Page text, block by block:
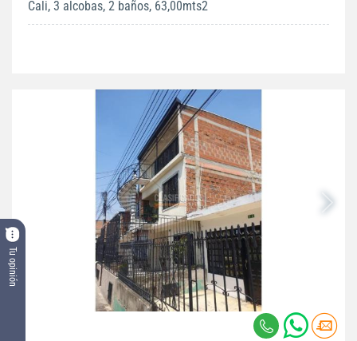
Tu opinión
Cali, 3 alcobas, 2 baños, 63,00mts2